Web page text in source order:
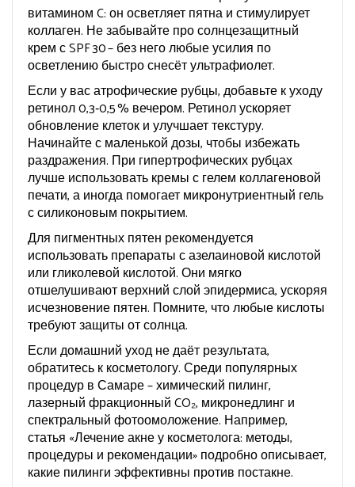
витамином C: он осветляет пятна и стимулирует
коллаген. Не забывайте про солнцезащитный
крем с SPF 30 – без него любые усилия по
осветлению быстро снесёт ультрафиолет.
Если у вас атрофические рубцы, добавьте к уходу
ретинол 0,3‑0,5 % вечером. Ретинол ускоряет
обновление клеток и улучшает текстуру.
Начинайте с маленькой дозы, чтобы избежать
раздражения. При гипертрофических рубцах
лучше использовать кремы с гелем коллагеновой
печати, а иногда помогает микронутриентный гель
с силиконовым покрытием.
Для пигментных пятен рекомендуется
использовать препараты с азелаиновой кислотой
или гликолевой кислотой. Они мягко
отшелушивают верхний слой эпидермиса, ускоряя
исчезновение пятен. Помните, что любые кислоты
требуют защиты от солнца.
Если домашний уход не даёт результата,
обратитесь к косметологу. Среди популярных
процедур в Самаре – химический пилинг,
лазерный фракционный CO₂, микронедлинг и
спектральный фотоомоложение. Например,
статья «Лечение акне у косметолога: методы,
процедуры и рекомендации» подробно описывает,
какие пилинги эффективны против постакне.